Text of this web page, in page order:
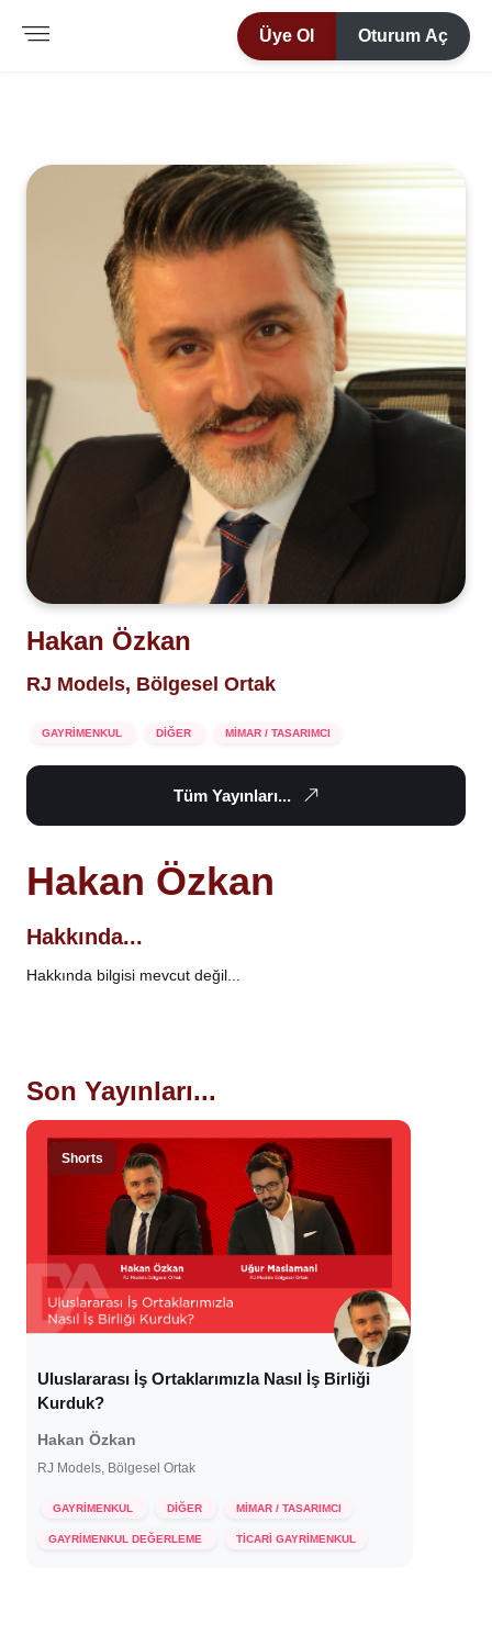
Üye Ol Oturum Aç
Hakan Özkan
RJ Models, Bölgesel Ortak
GAYRİMENKUL DİĞER MİMAR / TASARIMCI
Tüm Yayınları...
Hakan Özkan
Hakkında...
Hakkında bilgisi mevcut değil...
Son Yayınları...
Shorts
Uluslararası İş Ortaklarımızla Nasıl İş Birliği
Kurduk?
Hakan Özkan
RJ Models, Bölgesel Ortak
GAYRİMENKUL DİĞER MİMAR / TASARIMCI
GAYRİMENKUL DEĞERLEME TİCARİ GAYRİMENKUL